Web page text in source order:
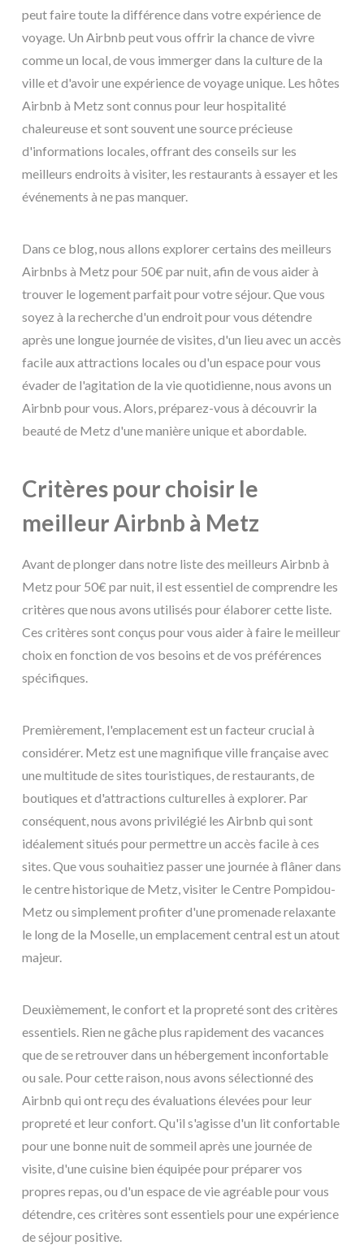
peut faire toute la différence dans votre expérience de
voyage. Un Airbnb peut vous offrir la chance de vivre
comme un local, de vous immerger dans la culture de la
ville et d'avoir une expérience de voyage unique. Les hôtes
Airbnb à Metz sont connus pour leur hospitalité
chaleureuse et sont souvent une source précieuse
d'informations locales, offrant des conseils sur les
meilleurs endroits à visiter, les restaurants à essayer et les
événements à ne pas manquer.
Dans ce blog, nous allons explorer certains des meilleurs
Airbnbs à Metz pour 50€ par nuit, afin de vous aider à
trouver le logement parfait pour votre séjour. Que vous
soyez à la recherche d'un endroit pour vous détendre
après une longue journée de visites, d'un lieu avec un accès
facile aux attractions locales ou d'un espace pour vous
évader de l'agitation de la vie quotidienne, nous avons un
Airbnb pour vous. Alors, préparez-vous à découvrir la
beauté de Metz d'une manière unique et abordable.
Critères pour choisir le
meilleur Airbnb à Metz
Avant de plonger dans notre liste des meilleurs Airbnb à
Metz pour 50€ par nuit, il est essentiel de comprendre les
critères que nous avons utilisés pour élaborer cette liste.
Ces critères sont conçus pour vous aider à faire le meilleur
choix en fonction de vos besoins et de vos préférences
spécifiques.
Premièrement, l'emplacement est un facteur crucial à
considérer. Metz est une magnifique ville française avec
une multitude de sites touristiques, de restaurants, de
boutiques et d'attractions culturelles à explorer. Par
conséquent, nous avons privilégié les Airbnb qui sont
idéalement situés pour permettre un accès facile à ces
sites. Que vous souhaitiez passer une journée à flâner dans
le centre historique de Metz, visiter le Centre Pompidou-
Metz ou simplement profiter d'une promenade relaxante
le long de la Moselle, un emplacement central est un atout
majeur.
Deuxièmement, le confort et la propreté sont des critères
essentiels. Rien ne gâche plus rapidement des vacances
que de se retrouver dans un hébergement inconfortable
ou sale. Pour cette raison, nous avons sélectionné des
Airbnb qui ont reçu des évaluations élevées pour leur
propreté et leur confort. Qu'il s'agisse d'un lit confortable
pour une bonne nuit de sommeil après une journée de
visite, d'une cuisine bien équipée pour préparer vos
propres repas, ou d'un espace de vie agréable pour vous
détendre, ces critères sont essentiels pour une expérience
de séjour positive.